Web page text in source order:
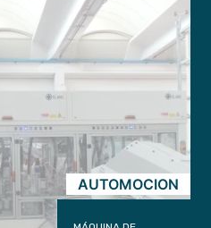
AUTOMOCION